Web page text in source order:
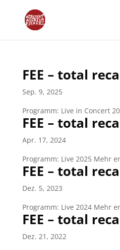
FEE – total
Sep. 9, 2025
Programm: Live in Concert
FEE – total
Apr. 17, 2024
Programm: Live 2025 Mehr
FEE – total
Dez. 5, 2023
Programm: Live 2024 Mehr
FEE – total
Dez. 21, 2022